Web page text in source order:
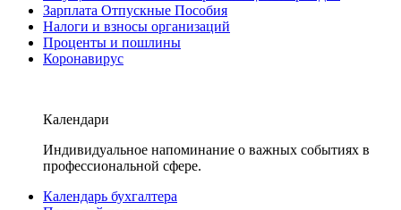
Зарплата Отпускные Пособия
Налоги и взносы организаций
Проценты и пошлины
Коронавирус
Календари
Индивидуальное напоминание о важных событиях в
профессиональной сфере.
Календарь бухгалтера